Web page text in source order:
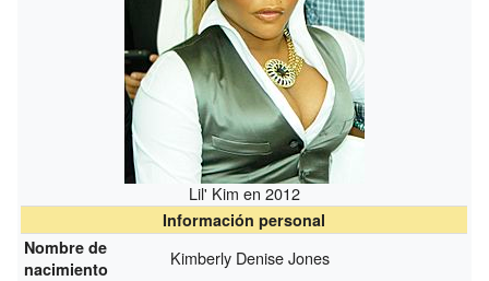
Lil' Kim en 2012
Información personal
Nombre de
nacimiento
Kimberly Denise Jones